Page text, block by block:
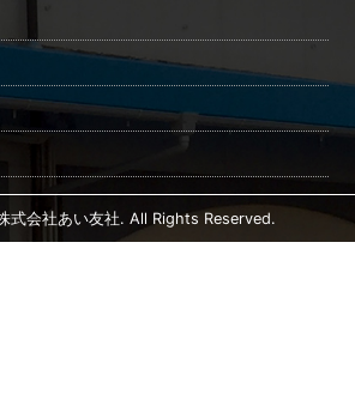
会社あい友社. All Rights Reserved.